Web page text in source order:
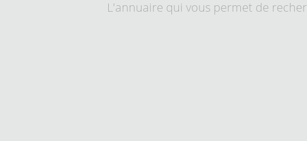
L'annuaire qui vous permet de